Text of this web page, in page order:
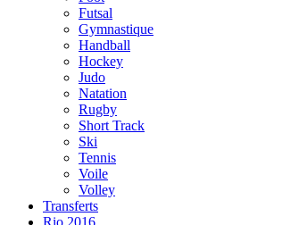
Futsal
Gymnastique
Handball
Hockey
Judo
Natation
Rugby
Short Track
Ski
Tennis
Voile
Volley
Transferts